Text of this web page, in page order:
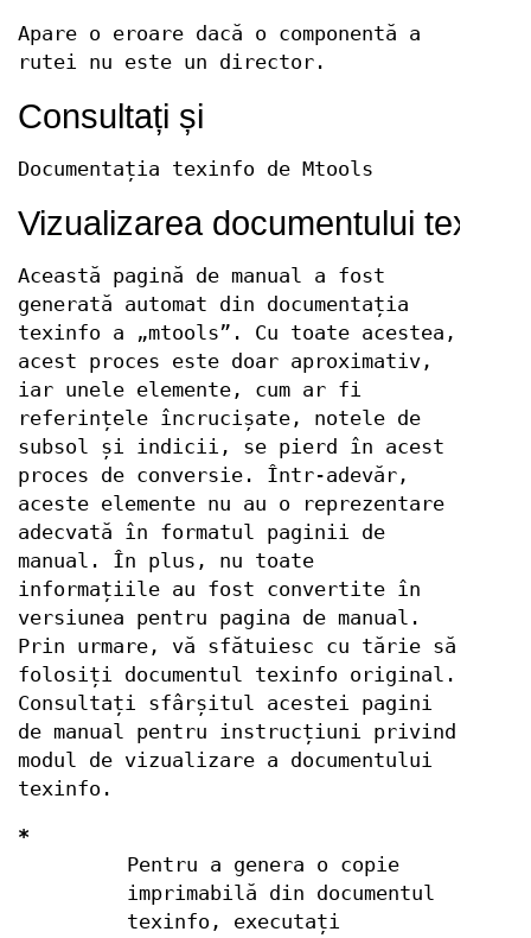
Apare o eroare dacă o componentă a
rutei nu este un director.
Consultați și
Documentația texinfo de Mtools
Vizualizarea documentului texi
Această pagină de manual a fost
generată automat din documentația
texinfo a „mtools”. Cu toate acestea,
acest proces este doar aproximativ,
iar unele elemente, cum ar fi
referințele încrucișate, notele de
subsol și indicii, se pierd în acest
proces de conversie. Într-adevăr,
aceste elemente nu au o reprezentare
adecvată în formatul paginii de
manual. În plus, nu toate
informațiile au fost convertite în
versiunea pentru pagina de manual.
Prin urmare, vă sfătuiesc cu tărie să
folosiți documentul texinfo original.
Consultați sfârșitul acestei pagini
de manual pentru instrucțiuni privind
modul de vizualizare a documentului
texinfo.
*
Pentru a genera o copie
imprimabilă din documentul
texinfo, executați